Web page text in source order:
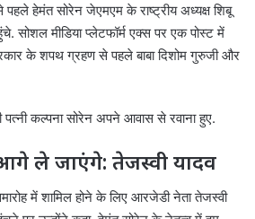
हेमंत सोरेन जेएमएम के राष्ट्रीय अध्यक्ष शिबू
सोशल मीडिया प्लेटफॉर्म एक्स पर एक पोस्ट में
के शपथ ग्रहण से पहले बाबा दिशोम गुरुजी और
कल्पना सोरेन अपने आवास से रवाना हुए.
ले जाएंगे: तेजस्वी यादव
में शामिल होने के लिए आरजेडी नेता तेजस्वी